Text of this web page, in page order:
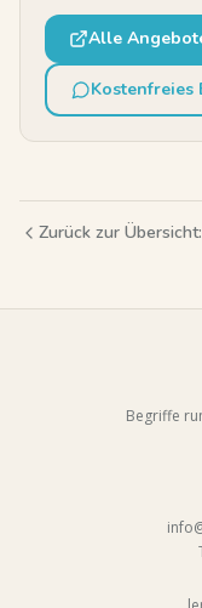
Alle
Kostenfreies
Zurück zur Übersicht:
Begriffe